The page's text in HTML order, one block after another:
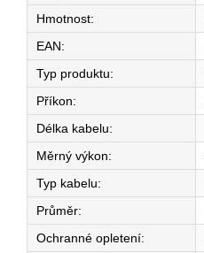
Hmotnost:
EAN:
Typ produktu:
Příkon:
Délka kabelu:
Měrný výkon:
Typ kabelu:
Průměr:
Ochranné opletení: